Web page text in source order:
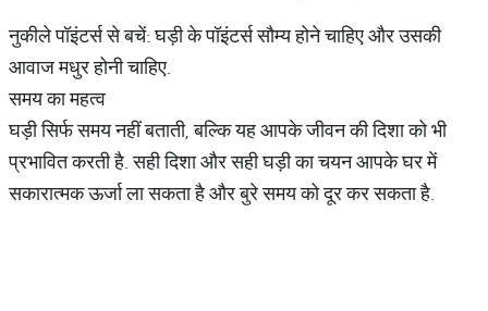
नुकीले पॉइंटर्स से बचें: घड़ी के पॉइंटर्स सौम्य होने चाहिए और उसकी
आवाज मधुर होनी चाहिए.
समय का महत्व
घड़ी सिर्फ समय नहीं बताती, बल्कि यह आपके जीवन की दिशा को भी
प्रभावित करती है. सही दिशा और सही घड़ी का चयन आपके घर में
सकारात्मक ऊर्जा ला सकता है और बुरे समय को दूर कर सकता है.